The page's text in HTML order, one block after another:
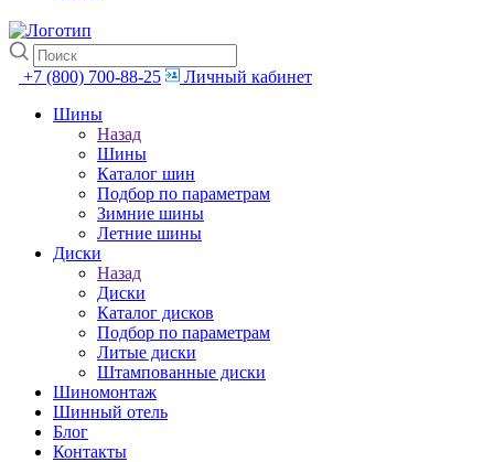
+7 (800) 700-88-25
Личный кабинет
Шины
Назад
Шины
Каталог шин
Подбор по параметрам
Зимние шины
Летние шины
Диски
Назад
Диски
Каталог дисков
Подбор по параметрам
Литые диски
Штампованные диски
Шиномонтаж
Шинный отель
Блог
Контакты